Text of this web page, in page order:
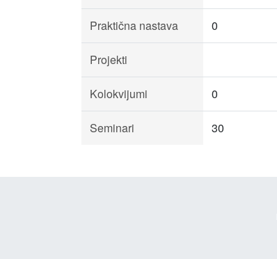
Praktična nastava 0
Projekti
Kolokvijumi 0
Seminari 30